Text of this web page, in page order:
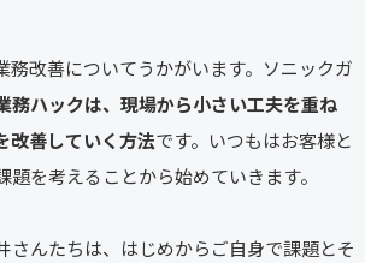
務改善についてうかがいます。ソニックガ
務ハックは、現場から小さい工夫を重ね
改善していく方法です。いつもはお客様と
題を考えることから始めていきます。
さんたちは、はじめからご自身で課題とそ